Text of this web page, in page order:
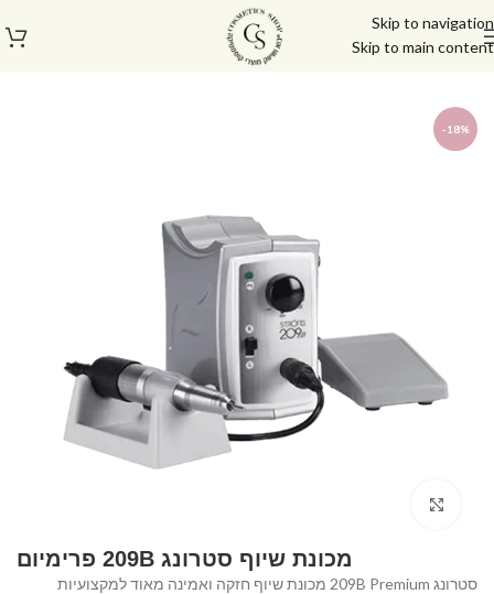
Skip to navigation
Skip to main content
עמוד הבית/חנות
-18%
מכונת שיוף סטרונג 209B פרימיום
סטרונג 209B Premium מכונת שיוף חזקה ואמינה מאוד למקצועיות